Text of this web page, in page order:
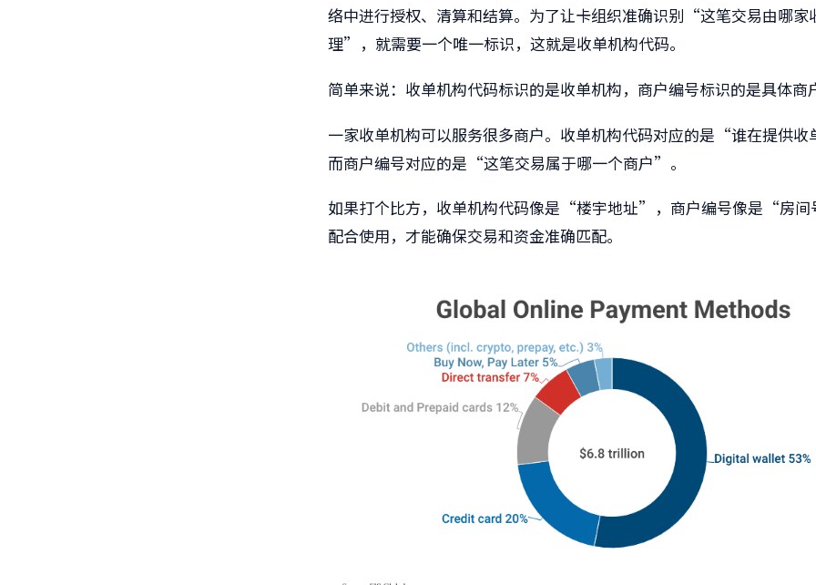
络中进行授权、清算和结算。为了让卡组织准确识别“这笔交易由哪家
理”，就需要一个唯一标识，这就是收单机构代码。
简单来说：收单机构代码标识的是收单机构，商户编号标识的是具体商
一家收单机构可以服务很多商户。收单机构代码对应的是“谁在提供收
而商户编号对应的是“这笔交易属于哪一个商户”。
如果打个比方，收单机构代码像是“楼宇地址”，商户编号像是“房
配合使用，才能确保交易和资金准确匹配。